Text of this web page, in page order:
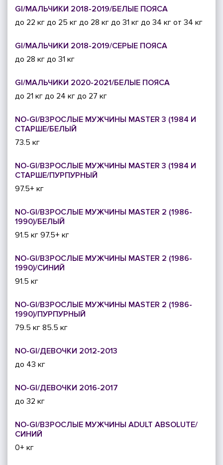
GI/МАЛЬЧИКИ 2018-2019/БЕЛЫЕ ПОЯСА
до 22 кг до 25 кг до 28 кг до 31 кг до 34 кг от 34 кг
GI/МАЛЬЧИКИ 2018-2019/СЕРЫЕ ПОЯСА
до 28 кг до 31 кг
GI/МАЛЬЧИКИ 2020-2021/БЕЛЫЕ ПОЯСА
до 21 кг до 24 кг до 27 кг
NO-GI/ВЗРОСЛЫЕ МУЖЧИНЫ MASTER 3 (1984 И
СТАРШЕ/БЕЛЫЙ
73.5 кг
NO-GI/ВЗРОСЛЫЕ МУЖЧИНЫ MASTER 3 (1984 И
СТАРШЕ/ПУРПУРНЫЙ
97.5+ кг
NO-GI/ВЗРОСЛЫЕ МУЖЧИНЫ MASTER 2 (1986-
1990)/БЕЛЫЙ
91.5 кг 97.5+ кг
NO-GI/ВЗРОСЛЫЕ МУЖЧИНЫ MASTER 2 (1986-
1990)/СИНИЙ
91.5 кг
NO-GI/ВЗРОСЛЫЕ МУЖЧИНЫ MASTER 2 (1986-
1990)/ПУРПУРНЫЙ
79.5 кг 85.5 кг
NO-GI/ДЕВОЧКИ 2012-2013
до 43 кг
NO-GI/ДЕВОЧКИ 2016-2017
до 32 кг
NO-GI/ВЗРОСЛЫЕ МУЖЧИНЫ ADULT ABSOLUTE/
СИНИЙ
0+ кг